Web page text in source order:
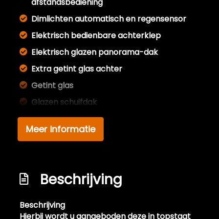
Dimlichten automatisch en regensensor
Elektrisch bedienbare achterklep
Elektrisch glazen panorama-dak
Extra getint glas achter
Getint glas
Glazen schuifdak
Keyless entry
Led achterlichten
Lichtmetalen velgen 17"
Lichtmetalen velgen 19"
Meer informatie
Beschrijving
Beschrijving
Hierbij wordt u aangeboden deze in topstaat